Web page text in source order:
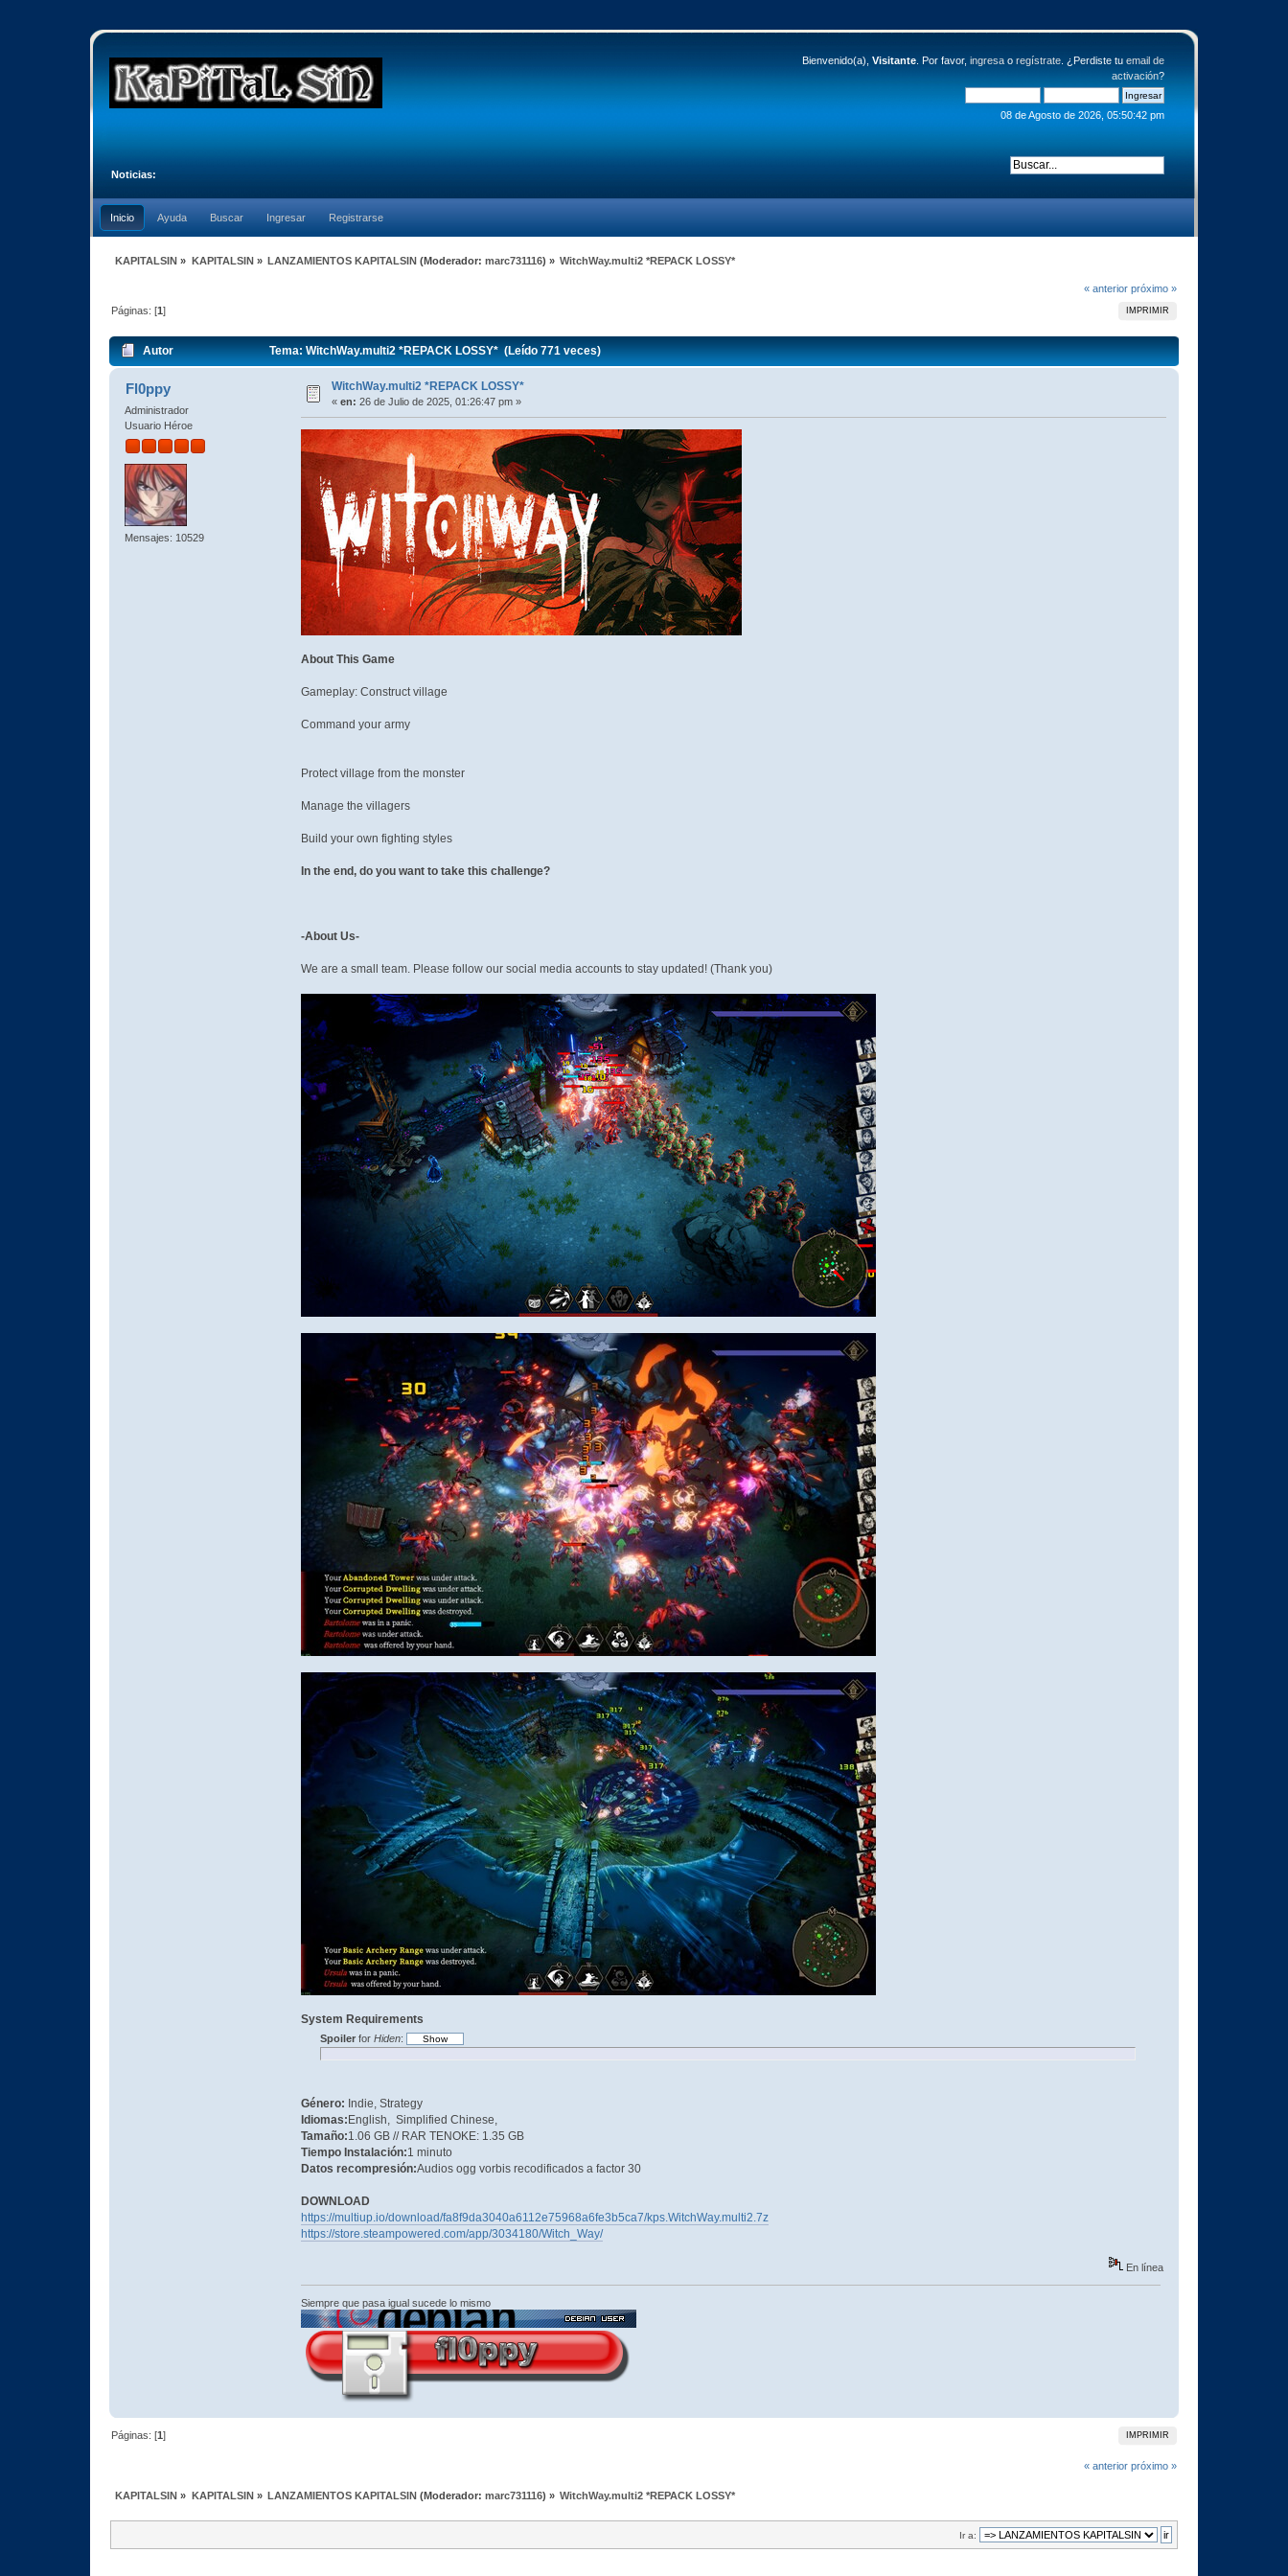
Bienvenido(a), Visitante. Por favor, ingresao regístrate. ¿Perdiste tu email de
activación?
08 de Agosto de 2026, 05:50:42 pm
Noticias:
Inicio Ayuda Buscar Ingresar Registrarse
KAPITALSIN » KAPITALSIN» LANZAMIENTOS KAPITALSIN (Moderador:marc731116) » WitchWay.multi2 *REPACK LOSSY*
« anterior próximo »
IMPRIMIR
Páginas: [1]
Autor Tema: WitchWay.multi2 *REPACK LOSSY* (Leído 771 veces)
Fl0ppy
Administrador
Usuario Héroe
Mensajes: 10529
WitchWay.multi2 *REPACK LOSSY*
«en: 26 de Julio de 2025, 01:26:47 pm »
About This Game
Gameplay: Construct village
Command your army
Protect village from the monster
Manage the villagers
Build your own fighting styles
In the end, do you want to take this challenge?
-About Us-
We are a small team. Please follow our social media accounts to stay updated! (Thank you)
System Requirements
Spoilerfor Hiden:
Género: Indie, Strategy
Idiomas: English, Simplified Chinese,
Tamaño:1.06 GB // RAR TENOKE: 1.35 GB
Tiempo Instalación:1 minuto
Datos recompresión:Audios ogg vorbis recodificados a factor 30
DOWNLOAD
https://multiup.io/download/fa8f9da3040a6112e75968a6fe3b5ca7/kps.WitchWay.multi2.7z
https://store.steampowered.com/app/3034180/Witch_Way/
En línea
Siempre que pasa igual sucede lo mismo
IMPRIMIR
Páginas: [1]
« anterior próximo »
KAPITALSIN » KAPITALSIN » LANZAMIENTOS KAPITALSIN (Moderador:marc731116) » WitchWay.multi2 *REPACK LOSSY*
Ir a: